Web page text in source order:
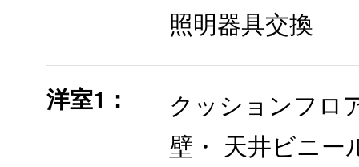
照明器具交換
洋室1：
クッションフロ
壁・ 天井ビニー